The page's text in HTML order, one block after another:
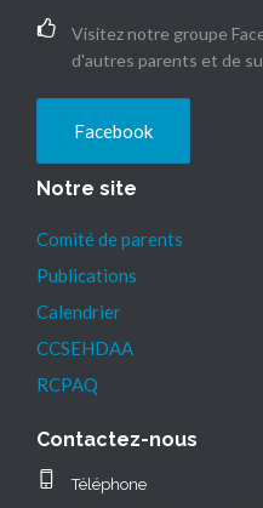
Visitez notre groupe
d'autres parents et de
Facebook
Notre site
Comité de parents
Publications
Calendrier
CCSEHDAA
RCPAQ
Contactez-nous
Téléphone